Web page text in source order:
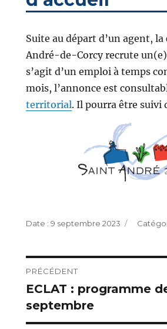
Suite au départ d’un agent,
André-de-Corcy recrute
s’agit d’un emploi à temps
mois, l’annonce est
territorial. Il pourra être suivi
Publié
9 septembre 2023
Navigation
de
l’article
PRÉCÉDENT
Publication
précédente :
ECLAT : programme
septembre